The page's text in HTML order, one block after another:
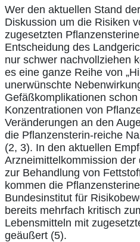
Wer den aktuellen Stand
Diskussion um die Risiken
zugesetzten
Entscheidung des
nur schwer nachvollziehen
es eine ganze Reihe von
unerwünschte
Gefäßkomplikationen
Konzentrationen von
Veränderungen an den
die Pflanzensterin-reiche
(2, 3). In den aktuellen
Arzneimittelkommission
zur Behandlung von
kommen die
Bundesinstitut für
bereits mehrfach kritisch
Lebensmitteln mit
geäußert (5).